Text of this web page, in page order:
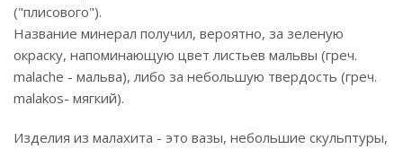
("плисового").
Название минерал получил, вероятно, за зеленую
окраску, напоминающую цвет листьев мальвы (греч.
malache - мальва), либо за небольшую твердость (греч.
malakos- мягкий).
Изделия из малахита - это вазы, небольшие скульптуры,